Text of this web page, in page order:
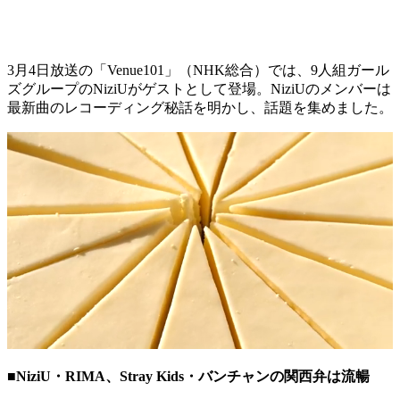
3月4日放送の「Venue101」（NHK総合）では、9人組ガール
ズグループのNiziUがゲストとして登場。NiziUのメンバーは
最新曲のレコーディング秘話を明かし、話題を集めました。
■NiziU・RIMA、Stray Kids・バンチャンの関西弁は流暢